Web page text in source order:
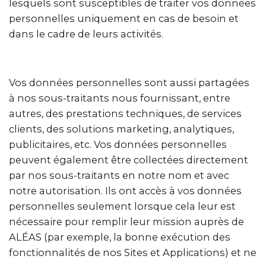
lesquels sont susceptibles de traiter vos données
personnelles uniquement en cas de besoin et
dans le cadre de leurs activités.
Vos données personnelles sont aussi partagées
à nos sous-traitants nous fournissant, entre
autres, des prestations techniques, de services
clients, des solutions marketing, analytiques,
publicitaires, etc. Vos données personnelles
peuvent également être collectées directement
par nos sous-traitants en notre nom et avec
notre autorisation. Ils ont accès à vos données
personnelles seulement lorsque cela leur est
nécessaire pour remplir leur mission auprès de
ALÉAS (par exemple, la bonne exécution des
fonctionnalités de nos Sites et Applications) et ne